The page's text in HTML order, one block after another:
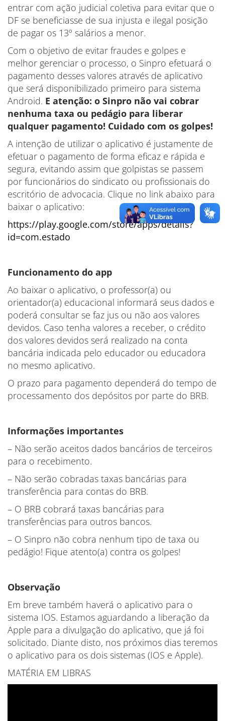
entrar com ação judicial coletiva para evitar que o
DF se beneficiasse de sua injusta e ilegal posição
de pagar os 13º salários a menor.
Com o objetivo de evitar fraudes e golpes e
melhor gerenciar o processo, o Sinpro efetuará o
pagamento desses valores através de aplicativo
que será disponibilizado primeiro para sistema
Android. E atenção: o Sinpro não vai cobrar
nenhuma taxa ou pedágio para liberar
qualquer pagamento! Cuidado com os golpes!
A intenção de utilizar o aplicativo é justamente de
efetuar o pagamento de forma eficaz e rápida e
segura, evitando assim que golpistas se passem
por funcionários do sindicato ou profissionais do
escritório de advocacia. Clique no link abaixo para
baixar o aplicativo:
https://play.google.com/store/apps/details?
id=com.estado
Funcionamento do app
Ao baixar o aplicativo, o professor(a) ou
orientador(a) educacional informará seus dados e
poderá consultar se faz jus ou não aos valores
devidos. Caso tenha valores a receber, o crédito
dos valores devidos será realizado na conta
bancária indicada pelo educador ou educadora
no mesmo aplicativo.
O prazo para pagamento dependerá do tempo de
processamento dos depósitos por parte do BRB.
Informações importantes
– Não serão aceitos dados bancários de terceiros
para o recebimento.
– Não serão cobradas taxas bancárias para
transferência para contas do BRB.
– O BRB cobrará taxas bancárias para
transferências para outros bancos.
– O Sinpro não cobra nenhum tipo de taxa ou
pedágio! Fique atento(a) contra os golpes!
Observação
Em breve também haverá o aplicativo para o
sistema IOS. Estamos aguardando a liberação da
Apple para a divulgação do aplicativo, que já foi
solicitado. Diante disto, nos próximos dias teremos
o aplicativo para os dois sistemas (IOS e Apple).
MATÉRIA EM LIBRAS